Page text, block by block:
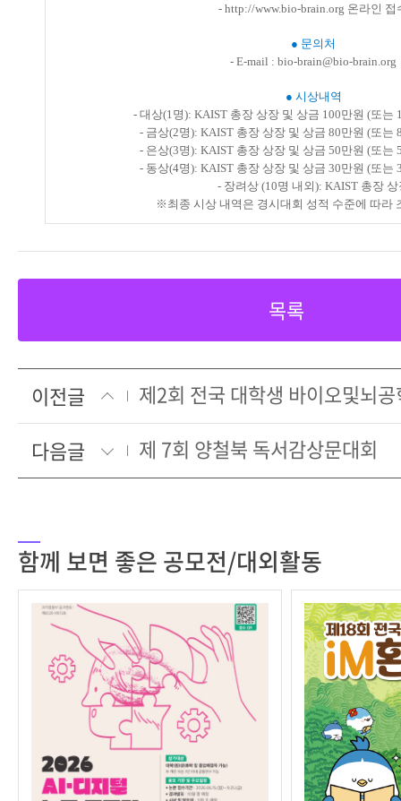
- http://www.bio-brain.org 온라인 접
● 문의처
- E-mail : bio-brain@bio-brain.org
● 시상내역
- 대상(1명): KAIST 총장 상장 및 상금 100만원 (또는
- 금상(2명): KAIST 총장 상장 및 상금 80만원 (또는
- 은상(3명): KAIST 총장 상장 및 상금 50만원 (또는
- 동상(4명): KAIST 총장 상장 및 상금 30만원 (또는
- 장려상 (10명 내외): KAIST 총장 상
※최종 시상 내역은 경시대회 성적 수준에 따라
목록
이전글
다음글
제 7회 양철북 독서감상문대회
함께 보면 좋은 공모전/대외활동